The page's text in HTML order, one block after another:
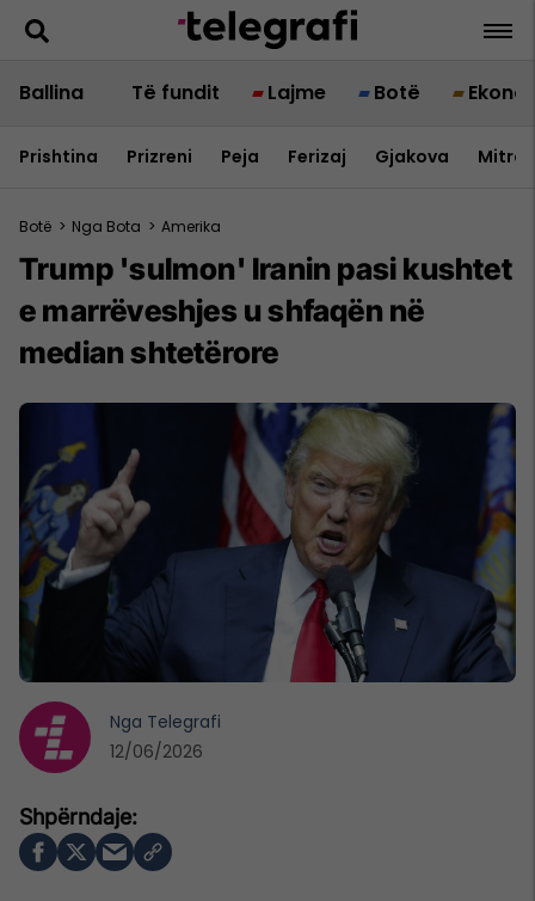
Ballina Të fundit Lajme Botë
Prishtina Prizreni Peja Ferizaj Gjakova
Botë > Nga Bota > Amerika
Trump 'sulmon' Iranin pasi kushtet
e marrëveshjes u shfaqën në
median shtetërore
Nga Telegrafi
12/06/2026